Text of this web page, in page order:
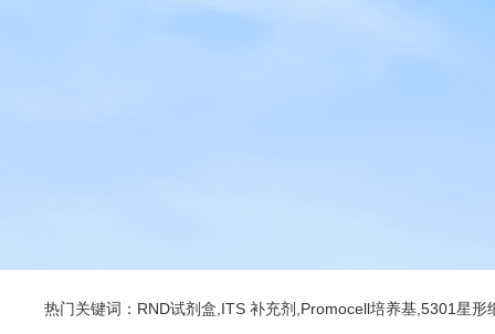
热门关键词：RND试剂盒,ITS 补充剂,Promocell培养基,5301星形